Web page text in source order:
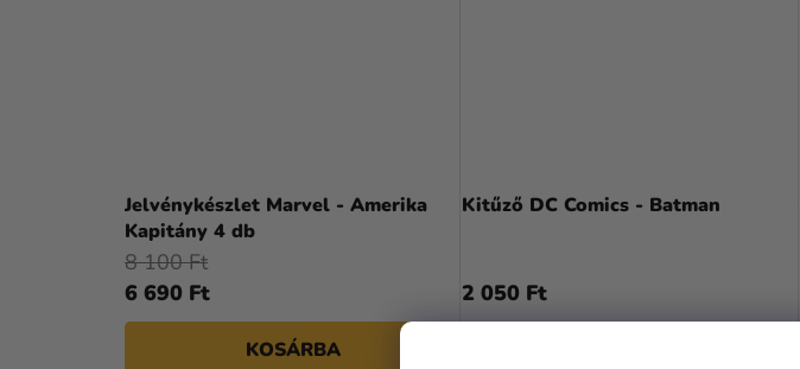
Jelvénykészlet Marvel - Amerika
Kapitány 4 db
6 690 Ft
8 100 Ft
KOSÁRBA
Kitűző DC Comics - Batman
2 050 Ft